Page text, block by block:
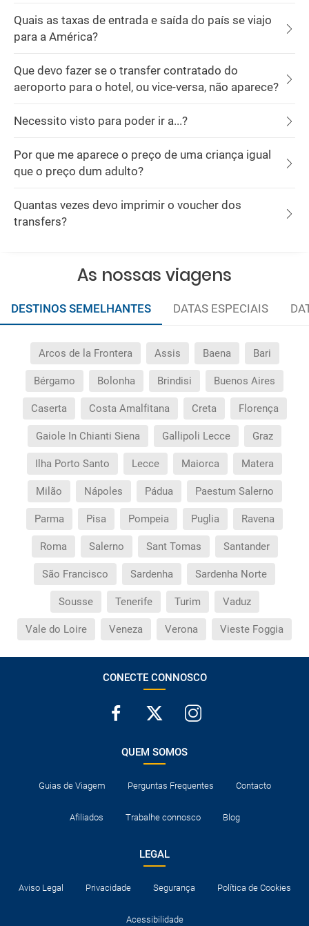
Quais as taxas de entrada e saída do país se viajo
para a América?
Que devo fazer se o transfer contratado do
aeroporto para o hotel, ou vice-versa, não aparece?
Necessito visto para poder ir a...?
Por que me aparece o preço de uma criança igual
que o preço dum adulto?
Quantas vezes devo imprimir o voucher dos
transfers?
As nossas viagens
DESTINOS SEMELHANTES DATAS ESPECIAIS
Arcos de la Frontera Assis Baena Bari
Bérgamo Bolonha Brindisi Buenos Aires
Caserta Costa Amalfitana Creta Florença
Gaiole In Chianti Siena Gallipoli Lecce Graz
Ilha Porto Santo Lecce Maiorca Matera
Milão Nápoles Pádua Paestum Salerno
Parma Pisa Pompeia Puglia Ravena
Roma Salerno Sant Tomas Santander
São Francisco Sardenha Sardenha Norte
Sousse Tenerife Turim Vaduz
Vale do Loire Veneza Verona Vieste Foggia
CONECTE CONNOSCO
QUEM SOMOS
Guias de Viagem Perguntas Frequentes Contacto
Afiliados Trabalhe connosco Blog
LEGAL
Aviso Legal Privacidade Segurança Política de Cookies
Acessibilidade